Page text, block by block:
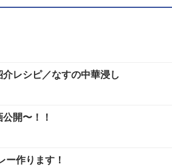
レシピ／なすの中華浸し
開〜！！
ー作ります！